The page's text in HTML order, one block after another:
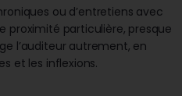
ou d’entretiens avec
proximité particulière, presque
l’auditeur autrement, en
et les inflexions.